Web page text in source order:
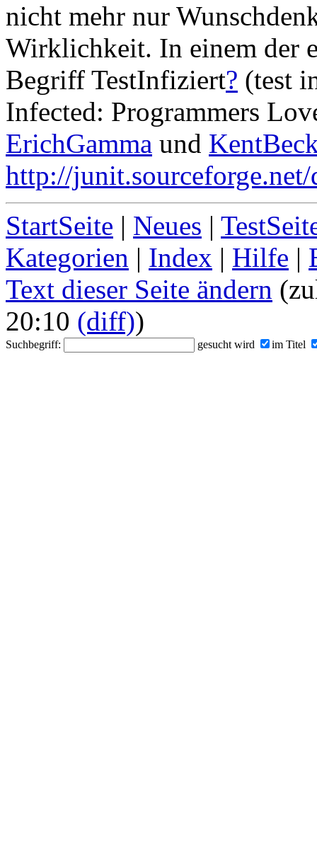
nicht mehr nur
Wirklichkeit. In einem der
Begriff TestInfiziert? (test
Infected: Programmers
ErichGamma und
http://
StartSeite | Neues |
Kategorien | Index | Hilfe |
Text dieser Seite ändern
20:10 (diff))
Suchbegriff: gesucht wird im Titel